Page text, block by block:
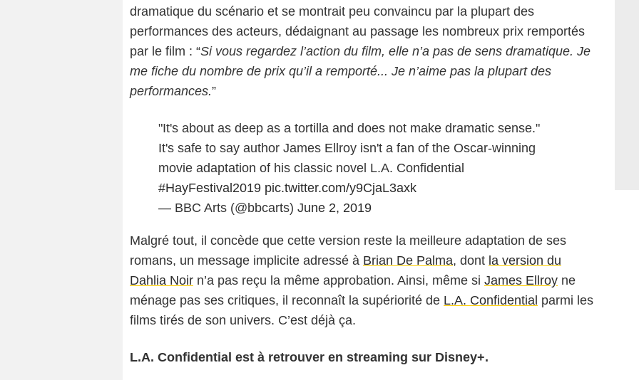
dramatique du scénario et se montrait peu convaincu par la plupart des
performances des acteurs, dédaignant au passage les nombreux prix remportés
par le film : “Si vous regardez l’action du film, elle n’a pas de sens dramatique. Je
me fiche du nombre de prix qu’il a remporté... Je n’aime pas la plupart des
performances.”
"It's about as deep as a tortilla and does not make dramatic sense."
It's safe to say author James Ellroy isn't a fan of the Oscar-winning
movie adaptation of his classic novel L.A. Confidential
#HayFestival2019 pic.twitter.com/y9CjaL3axk
— BBC Arts (@bbcarts) June 2, 2019
Malgré tout, il concède que cette version reste la meilleure adaptation de ses
romans, un message implicite adressé à Brian De Palma, dont la version du
Dahlia Noir n’a pas reçu la même approbation. Ainsi, même si James Ellroy ne
ménage pas ses critiques, il reconnaît la supériorité de L.A. Confidential parmi les
films tirés de son univers. C’est déjà ça.
L.A. Confidential est à retrouver en streaming sur Disney+.